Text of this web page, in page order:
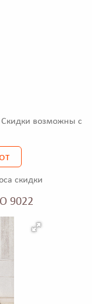
Скидки возможны с
скидки
9022